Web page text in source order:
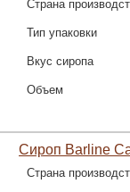
Страна
Тип упаковки
Вкус сиропа
Объем
Сироп Barline
Страна